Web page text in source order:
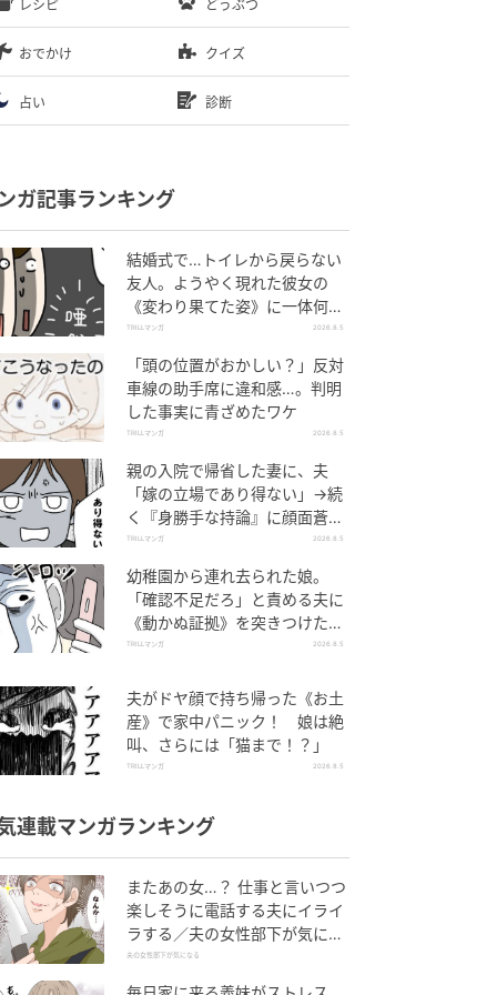
レシピ どうぶつ
おでかけ クイズ
占い 診断
ガ記事ランキング
結婚式で…トイレから戻らない
友人。ようやく現れた彼女の
《変わり果てた姿》に一体何
が！？
TRILLマンガ 2026.8.5
「頭の位置がおかしい？」反対
車線の助手席に違和感…。判明
した事実に青ざめたワケ
TRILLマンガ 2026.8.5
親の入院で帰省した妻に、夫
「嫁の立場であり得ない」→続
く『身勝手な持論』に顔面蒼
白！
TRILLマンガ 2026.8.5
幼稚園から連れ去られた娘。
「確認不足だろ」と責める夫に
《動かぬ証拠》を突きつけた結
果
TRILLマンガ 2026.8.5
夫がドヤ顔で持ち帰った《お土
産》で家中パニック！ 娘は絶
叫、さらには「猫まで！？」
TRILLマンガ 2026.8.5
連載マンガランキング
またあの女…？ 仕事と言いつつ
楽しそうに電話する夫にイライ
ラする／夫の女性部下が気にな
る（1）【夫婦の危機 まんが】
夫の女性部下が気になる